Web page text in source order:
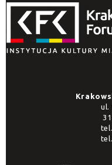
ul.
tel.
tel.